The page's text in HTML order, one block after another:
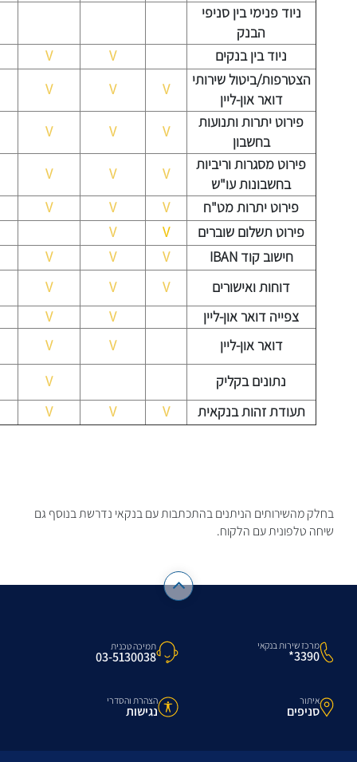
ניוד פנימי בין סניפי
הבנק
V
V
ניוד בין בנקים
V
V V
הצטרפות/ביטול שירותי
דואר און-ליין
V
V V
פירוט יתרות ותנועות
בחשבון
V
V V
פירוט מסגרות וריביות
בחשבונות עו"ש
V
V V
פירוט יתרות מט"ח
V
V
פירוט תשלום שוברים
V
V V
חישוב קוד IBAN
V
V V
דוחות ואישורים
V
V
צפייה דואר און-ליין
V
V דואר און-ליין
V
נתונים בקליק
V
V V תעודת זהות בנקאית
בחלק מהשירותים הניתנים בהתכתבות עם בנקאי נדרשת בנוסף גם
שיחה טלפונית עם הלקוח.
מרכז שירות בנקאי
3390*
תמיכה טכנית
03-5130038
איתור
סניפים
הצהרת והסדרי
נגישות